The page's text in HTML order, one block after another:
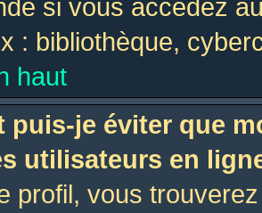
si vous accédez
: bibliothèque,
haut
puis-je éviter que
utilisateurs en
profil, vous